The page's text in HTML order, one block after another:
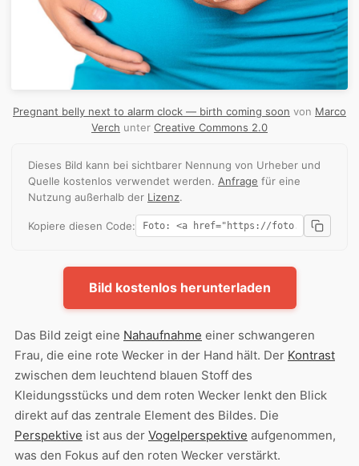
Pregnant belly next to alarm clock — birth coming soon von Marco
Verch unter Creative Commons 2.0
Dieses Bild kann bei sichtbarer Nennung von Urheber und
Quelle kostenlos verwendet werden. Anfrage für eine
Nutzung außerhalb der Lizenz.
Kopiere diesen Code:
Bild kostenlos herunterladen
Das Bild zeigt eine Nahaufnahme einer schwangeren
Frau, die eine rote Wecker in der Hand hält. Der Kontrast
zwischen dem leuchtend blauen Stoff des
Kleidungsstücks und dem roten Wecker lenkt den Blick
direkt auf das zentrale Element des Bildes. Die
Perspektive ist aus der Vogelperspektive aufgenommen,
was den Fokus auf den roten Wecker verstärkt.